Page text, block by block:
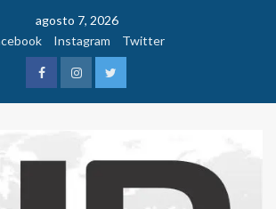
agosto 7, 2026
Instagram Twitter
FacebookInstagramTwitter